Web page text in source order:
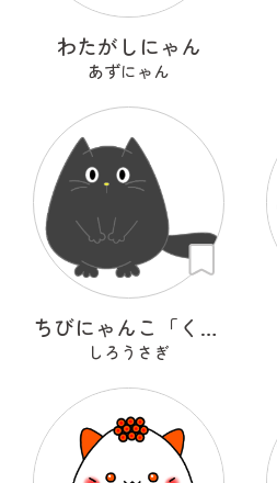
わたがしにゃん
あずにゃん
ちびにゃんこ「くろちゃん♡」
しろうさぎ